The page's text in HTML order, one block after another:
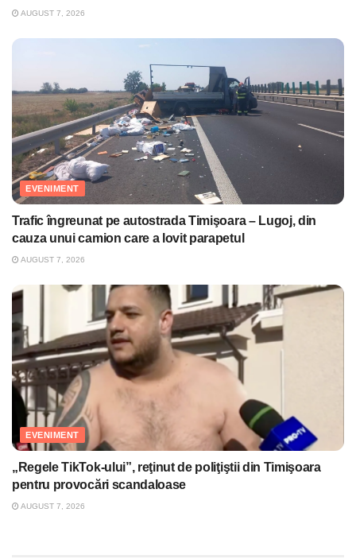
AUGUST 7, 2026
EVENIMENT
Trafic îngreunat pe autostrada Timişoara – Lugoj, din
cauza unui camion care a lovit parapetul
AUGUST 7, 2026
EVENIMENT
„Regele TikTok-ului”, reţinut de poliţiştii din Timişoara
pentru provocări scandaloase
AUGUST 7, 2026